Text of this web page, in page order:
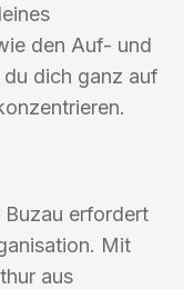
den Auf- und
du dich ganz auf
Buzau erfordert
Mit
aus